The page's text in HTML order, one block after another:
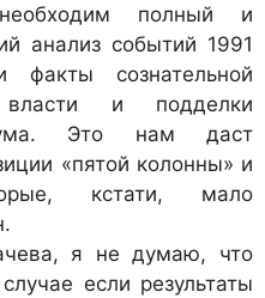
полный и
анализ событий 1991
сознательной
власти и подделки
Это нам даст
«пятой колонны» и
кстати, мало
я не думаю, что
если результаты